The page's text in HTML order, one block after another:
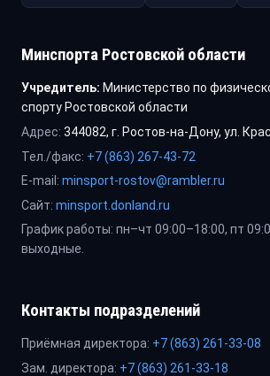
Минспорта Ростовской области
Учредитель: Министерство по
спорту Ростовской области
Адрес: 344082, г. Ростов-на-Дону, ул.
Тел./факс: +7 (863) 267-43-72
E-mail: minsport-rostov@rambler.ru
Сайт: minsport.donland.ru
График работы: пн–чт 09:00–18:00, пт
выходные.
Контакты подразделений
Приёмная директора: +7 (863) 261-33-08
Зам. директора: +7 (863) 261-33-18